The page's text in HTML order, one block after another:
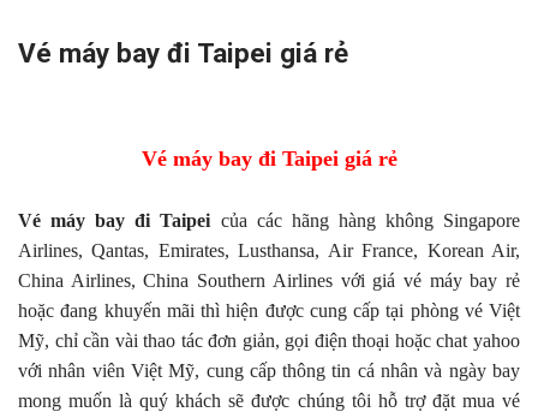
Vé máy bay đi Taipei giá rẻ
Vé máy bay đi Taipei giá rẻ
Vé máy bay đi Taipei của các hãng hàng không Singapore
Airlines, Qantas, Emirates, Lusthansa, Air France, Korean Air,
China Airlines, China Southern Airlines với giá vé máy bay rẻ
hoặc đang khuyến mãi thì hiện được cung cấp tại phòng vé Việt
Mỹ, chỉ cần vài thao tác đơn giản, gọi điện thoại hoặc chat yahoo
với nhân viên Việt Mỹ, cung cấp thông tin cá nhân và ngày bay
mong muốn là quý khách sẽ được chúng tôi hỗ trợ đặt mua vé